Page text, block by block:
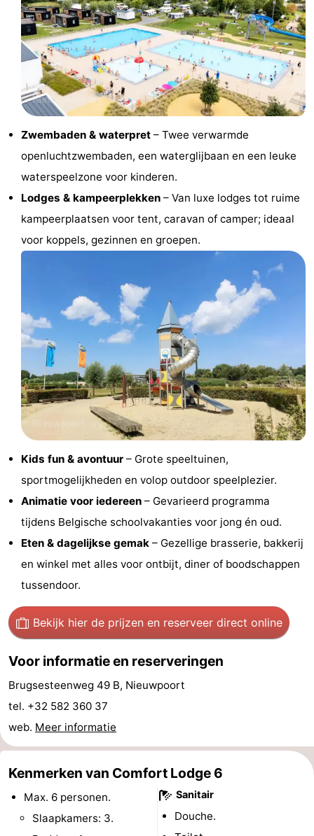
Fietsen
Wandelen
Paardrijden
Golfbanen
Surfen
Eten
drinken
Evenementen
Parkeren
Kusttram
Reisboekenwinkel
Nieuws
adressen
Regio
Vlaanderen
-
Gent
-
Ieper
De
Kust
Natuur
Het
Zwin
-
Knokke-
Heist
-
Zeebrugge
-
Blankenberge
-
Wenduine
Zwembaden & waterpret – Twee verwarmde
openluchtzwembaden, een waterglijbaan en een leuke
waterspeelzone voor kinderen.
Lodges & kampeerplekken – Van luxe lodges tot ruime
kampeerplaatsen voor tent, caravan of camper; ideaal
voor koppels, gezinnen en groepen.
Kids fun & avontuur – Grote speeltuinen,
sportmogelijkheden en volop outdoor speelplezier.
Animatie voor iedereen – Gevarieerd programma
tijdens Belgische schoolvakanties voor jong én oud.
Eten & dagelijkse gemak – Gezellige brasserie, bakkerij
en winkel met alles voor ontbijt, diner of boodschappen
tussendoor.
Bekijk hier de prijzen en reserveer direct online
Voor informatie en reserveringen
Brugsesteenweg 49 B, Nieuwpoort
tel. +32 582 360 37
web. Meer informatie
Kenmerken van Comfort Lodge 6
Max. 6 personen.
Slaapkamers: 3.
Sanitair
Douche.